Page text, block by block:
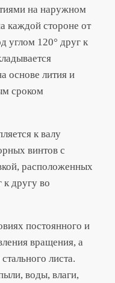
на наружном
каждой стороне от
углом 120° друг к
основе лития и
сроком
к валу
винтов с
расположенных
к другу во
постоянного и
вращения, а
листа.
воды, влаги,